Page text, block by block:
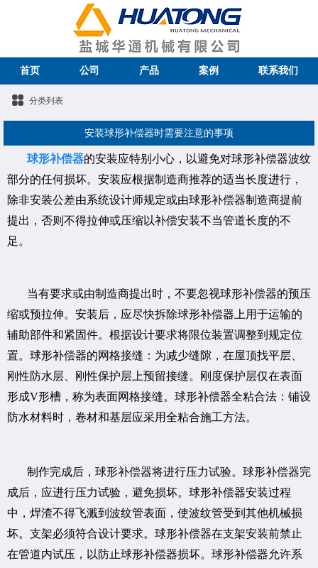
首页 公司 产品 案例 联系我们
分类列表
安装球形补偿器时需要注意的事项
球形补偿器的安装应特别小心，以避免对球形补偿器波纹
部分的任何损坏。安装应根据制造商推荐的适当长度进行，
除非安装公差由系统设计师规定或由球形补偿器制造商提前
提出，否则不得拉伸或压缩以补偿安装不当管道长度的不
足。
当有要求或由制造商提出时，不要忽视球形补偿器的预压
缩或预拉伸。安装后，应尽快拆除球形补偿器上用于运输的
辅助部件和紧固件。根据设计要求将限位装置调整到规定位
置。球形补偿器的网格接缝：为减少缝隙，在屋顶找平层、
刚性防水层、刚性保护层上预留接缝。刚度保护层仅在表面
形成V形槽，称为表面网格接缝。球形补偿器全粘合法：铺设
防水材料时，卷材和基层应采用全粘合施工方法。
制作完成后，球形补偿器将进行压力试验。球形补偿器完
成后，应进行压力试验，避免损坏。球形补偿器安装过程
中，焊渣不得飞溅到波纹管表面，使波纹管受到其他机械损
坏。支架必须符合设计要求。球形补偿器在支架安装前禁止
在管道内试压，以防止球形补偿器损坏。球形补偿器允许系